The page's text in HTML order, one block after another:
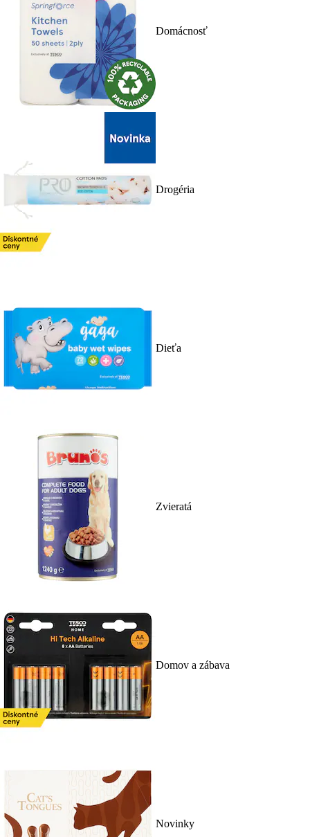
Domácnosť
Drogéria
Dieťa
Zvieratá
Domov a zábava
Novinky